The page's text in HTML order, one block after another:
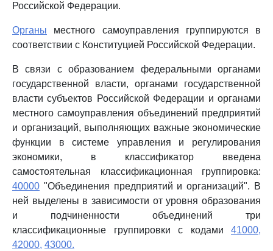
Российской Федерации.
Органы местного самоуправления группируются в
соответствии с Конституцией Российской Федерации.
В связи с образованием федеральными органами
государственной власти, органами государственной
власти субъектов Российской Федерации и органами
местного самоуправления объединений предприятий
и организаций, выполняющих важные экономические
функции в системе управления и регулирования
экономики, в классификатор введена
самостоятельная классификационная группировка:
40000 "Объединения предприятий и организаций". В
ней выделены в зависимости от уровня образования
и подчиненности объединений три
классификационные группировки с кодами 41000,
42000, 43000.